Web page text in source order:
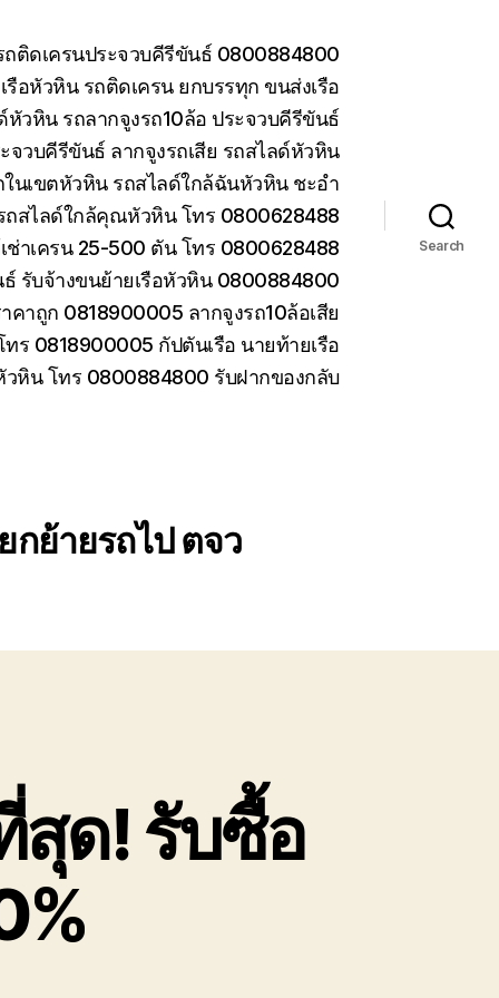
ติดเครนประจวบคีรีขันธ์ 0800884800
รือหัวหิน รถติดเครน ยกบรรทุก ขนส่งเรือ
หัวหิน รถลากจูงรถ10ล้อ ประจวบคีรีขันธ์
จวบคีรีขันธ์ ลากจูงรถเสีย รถสไลด์หัวหิน
ในเขตหัวหิน รถสไลด์ใกล้ฉันหัวหิน ชะอำ
ถสไลด์ใกล้คุณหัวหิน โทร 0800628488
ช่าเครน 25-500 ตัน โทร 0800628488
ธ์ รับจ้างขนย้ายเรือหัวหิน 0800884800
คาถูก 0818900005 ลากจูงรถ10ล้อเสีย
ร 0818900005 กัปตันเรือ นายท้ายเรือ
วหิน โทร 0800884800 รับฝากของกลับ
Search
กย้ายรถไป ตจว
สุด! รับซื้อ